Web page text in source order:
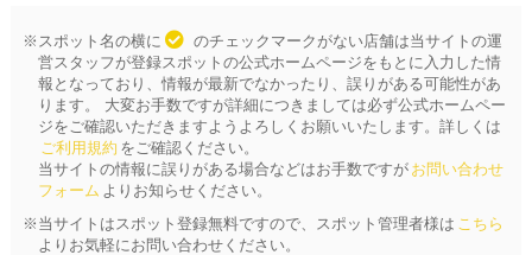
※スポット名の横に
のチェックマークがない店舗は当サイトの運
営スタッフが登録スポットの公式ホームページをもとに入力した情
報となっており、情報が最新でなかったり、誤りがある可能性があ
ります。 大変お手数ですが詳細につきましては必ず公式ホームペー
ジをご確認いただきますようよろしくお願いいたします。詳しくは
ご利用規約 をご確認ください。
当サイトの情報に誤りがある場合などはお手数ですが お問い合わせ
フォーム よりお知らせください。
※当サイトはスポット登録無料ですので、スポット管理者様は こちら
よりお気軽にお問い合わせください。